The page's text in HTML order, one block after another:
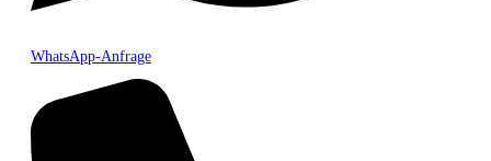
WhatsApp-Anfrage